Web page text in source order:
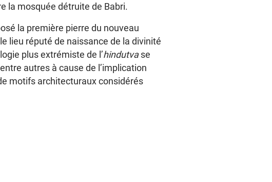
la mosquée détruite de Babri.
la première pierre du nouveau
lieu réputé de naissance de la divinité
plus extrémiste de l’hindutvase
autres à cause de l’implication
motifs architecturaux considérés